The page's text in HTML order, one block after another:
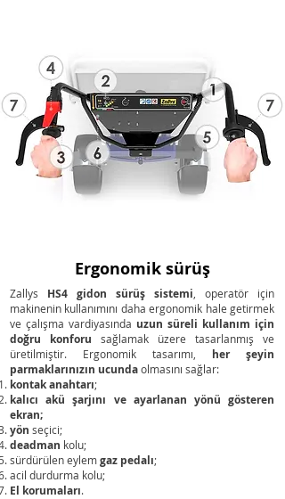
Zallys HS4 gidon sürüş sistemi, operatör için
makinenin kullanımını daha ergonomik hale getirmek
ve çalışma vardiyasında uzun süreli kullanım için
doğru konforu sağlamak üzere tasarlanmış ve
üretilmiştir. Ergonomik tasarımı, her şeyin
parmaklarınızın ucundaolmasını sağlar:
kontak anahtarı;
kalıcı akü şarjını ve ayarlanan yönü gösteren
ekran;
yön seçici;
deadman kolu;
sürdürülen eylemgaz pedalı;
acil durdurma kolu;
El korumaları.
Ergonomik sürüş